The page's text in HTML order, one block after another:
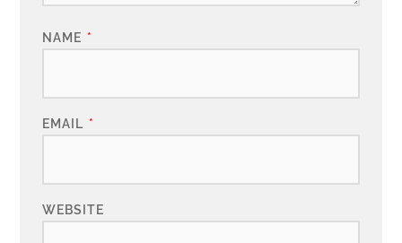
NAME *
EMAIL *
WEBSITE